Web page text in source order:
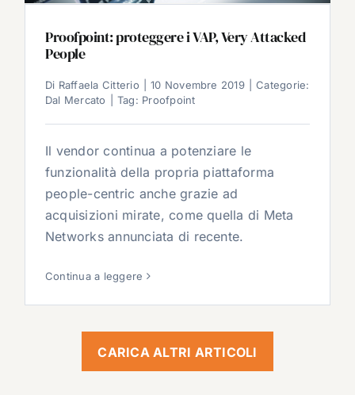
Proofpoint: proteggere i VAP, Very Attacked
People
Di Raffaela Citterio 10 Novembre 2019
Categorie:
Dal Mercato
Tag: Proofpoint
Il vendor continua a potenziare le
funzionalità della propria piattaforma
people-centric anche grazie ad
acquisizioni mirate, come quella di Meta
Networks annunciata di recente.
Continua a leggere
CARICA ALTRI ARTICOLI